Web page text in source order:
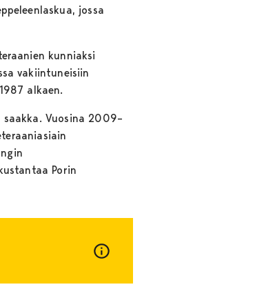
jossa
kunniaksi
vakiintuneisiin
alkaen.
Vuosina 2009–
Porin